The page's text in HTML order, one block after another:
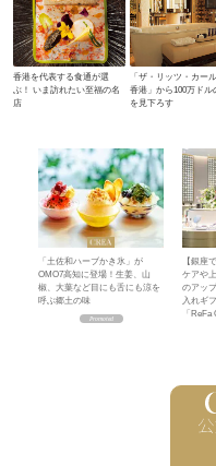
香港を代表する食通が選
ぶ！ いま訪れたい至福の名
店
「ザ・リッツ・カー
香港」から100万ドル
を見下ろす
「土佐和ハーブかき氷」が
OMO7高知に登場！生姜、山
椒、大葉など目にも舌にも涼を
呼ぶ郷土の味
【銀座
ケアや
のアッ
入れギ
「